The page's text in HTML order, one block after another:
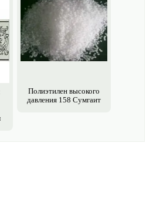
Полиэтилен высоко­го
давления 158 Сумгаит